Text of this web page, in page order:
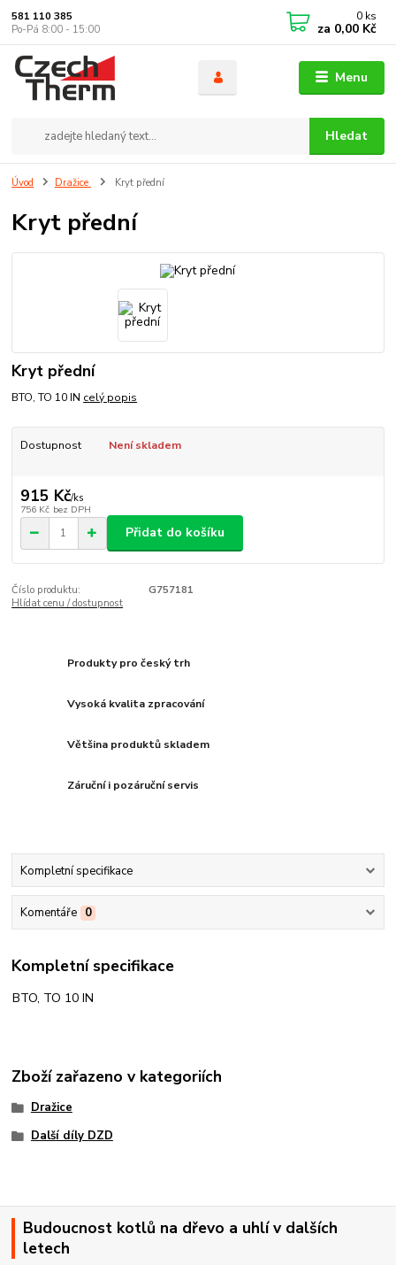
Menu
Hledat
581 110 385
Po-Pá 8:00 - 15:00
0 ks
za 0,00 Kč
Úvod Dražice Kryt přední
Kryt přední
Kryt přední
BTO, TO 10 IN celý popis
Dostupnost Není skladem
915 Kč/ks
756 Kč bez DPH
Přidat do košíku
Číslo produktu:
G757181
Hlídat cenu / dostupnost
Produkty pro český trh
Vysoká kvalita zpracování
Většina produktů skladem
Záruční i pozáruční servis
Kompletní specifikace
Komentáře 0
Kompletní specifikace
BTO, TO 10 IN
Zboží zařazeno v kategoriích
Dražice
Další díly DZD
Budoucnost kotlů na dřevo a uhlí v dalších
letech